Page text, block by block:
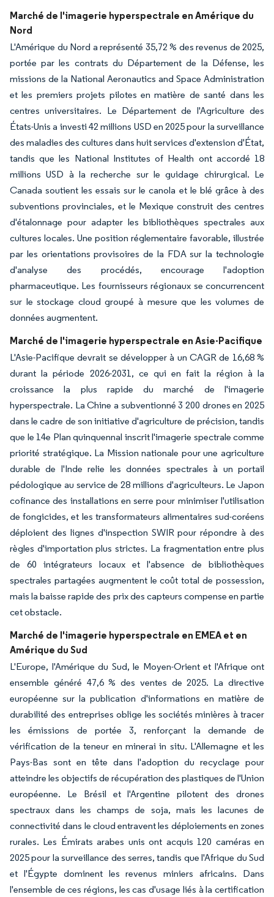
Marché de l'imagerie hyperspectrale en Amérique du
Nord
L'Amérique du Nord a représenté 35,72 % des revenus de 2025,
portée par les contrats du Département de la Défense, les
missions de la National Aeronautics and Space Administration
et les premiers projets pilotes en matière de santé dans les
centres universitaires. Le Département de l'Agriculture des
États-Unis a investi 42 millions USD en 2025 pour la surveillance
des maladies des cultures dans huit services d'extension d'État,
tandis que les National Institutes of Health ont accordé 18
millions USD à la recherche sur le guidage chirurgical. Le
Canada soutient les essais sur le canola et le blé grâce à des
subventions provinciales, et le Mexique construit des centres
d'étalonnage pour adapter les bibliothèques spectrales aux
cultures locales. Une position réglementaire favorable, illustrée
par les orientations provisoires de la FDA sur la technologie
d'analyse des procédés, encourage l'adoption
pharmaceutique. Les fournisseurs régionaux se concurrencent
sur le stockage cloud groupé à mesure que les volumes de
données augmentent.
Marché de l'imagerie hyperspectrale en Asie-Pacifique
L'Asie-Pacifique devrait se développer à un CAGR de 16,68 %
durant la période 2026-2031, ce qui en fait la région à la
croissance la plus rapide du marché de l'imagerie
hyperspectrale. La Chine a subventionné 3 200 drones en 2025
dans le cadre de son initiative d'agriculture de précision, tandis
que le 14e Plan quinquennal inscrit l'imagerie spectrale comme
priorité stratégique. La Mission nationale pour une agriculture
durable de l'Inde relie les données spectrales à un portail
pédologique au service de 28 millions d'agriculteurs. Le Japon
cofinance des installations en serre pour minimiser l'utilisation
de fongicides, et les transformateurs alimentaires sud-coréens
déploient des lignes d'inspection SWIR pour répondre à des
règles d'importation plus strictes. La fragmentation entre plus
de 60 intégrateurs locaux et l'absence de bibliothèques
spectrales partagées augmentent le coût total de possession,
mais la baisse rapide des prix des capteurs compense en partie
cet obstacle.
Marché de l'imagerie hyperspectrale en EMEA et en
Amérique du Sud
L'Europe, l'Amérique du Sud, le Moyen-Orient et l'Afrique ont
ensemble généré 47,6 % des ventes de 2025. La directive
européenne sur la publication d'informations en matière de
durabilité des entreprises oblige les sociétés minières à tracer
les émissions de portée 3, renforçant la demande de
vérification de la teneur en minerai in situ. L'Allemagne et les
Pays-Bas sont en tête dans l'adoption du recyclage pour
atteindre les objectifs de récupération des plastiques de l'Union
européenne. Le Brésil et l'Argentine pilotent des drones
spectraux dans les champs de soja, mais les lacunes de
connectivité dans le cloud entravent les déploiements en zones
rurales. Les Émirats arabes unis ont acquis 120 caméras en
2025 pour la surveillance des serres, tandis que l'Afrique du Sud
et l'Égypte dominent les revenus miniers africains. Dans
l'ensemble de ces régions, les cas d'usage liés à la certification